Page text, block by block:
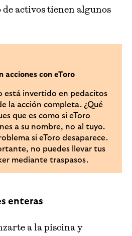
de activos tienen algunos
acciones con eToro
está invertido en pedacitos
la acción completa. ¿Qué
que es como si eToro
a su nombre, no al tuyo.
si eToro desaparece.
no puedes llevar tus
mediante traspasos.
enteras
a la piscina y